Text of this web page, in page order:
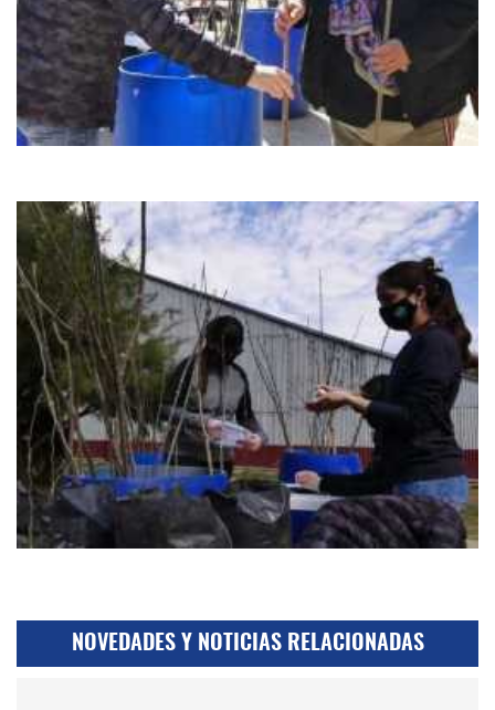
NOVEDADES Y NOTICIAS RELACIONADAS